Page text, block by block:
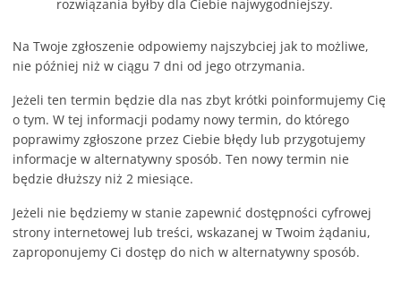
rozwiązania byłby dla Ciebie najwygodniejszy.
Na Twoje zgłoszenie odpowiemy najszybciej jak to możliwe,
nie później niż w ciągu 7 dni od jego otrzymania.
Jeżeli ten termin będzie dla nas zbyt krótki poinformujemy Cię
o tym. W tej informacji podamy nowy termin, do którego
poprawimy zgłoszone przez Ciebie błędy lub przygotujemy
informacje w alternatywny sposób. Ten nowy termin nie
będzie dłuższy niż 2 miesiące.
Jeżeli nie będziemy w stanie zapewnić dostępności cyfrowej
strony internetowej lub treści, wskazanej w Twoim żądaniu,
zaproponujemy Ci dostęp do nich w alternatywny sposób.